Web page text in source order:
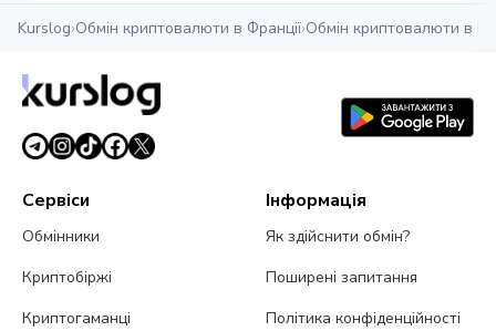
Kurslog›Обмін криптовалюти в Франції›Обмін криптовалюти в
Сервіси
Обмінники
Криптобіржі
Криптогаманці
Інформація
Як здійснити обмін?
Поширені запитання
Політика конфіденційності